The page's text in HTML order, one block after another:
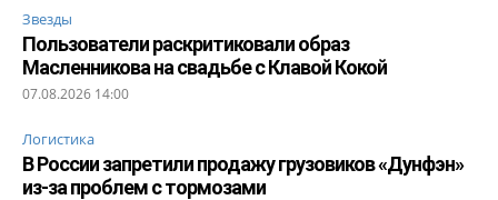
Звезды
Пользователи раскритиковали образ
Масленникова на свадьбе с Клавой Кокой
07.08.2026 14:00
Логистика
В России запретили продажу грузовиков «Дунфэн»
из-за проблем с тормозами